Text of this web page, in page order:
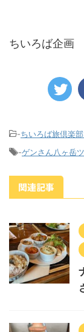
ちいろば企画
-ちいろば旅倶楽
-ゲンさん八ヶ岳
関連記事